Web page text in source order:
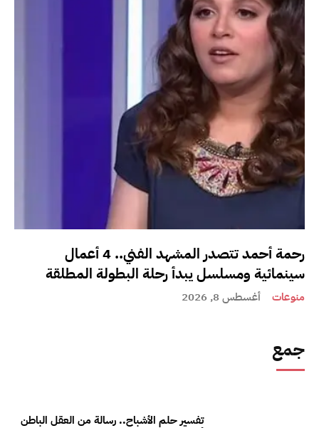
رحمة أحمد تتصدر المشهد الفني.. 4 أعمال
سينمائية ومسلسل يبدأ رحلة البطولة المطلقة
منوعات أغسطس 8, 2026
جمع
تفسير حلم الأشباح.. رسالة من العقل الباطن